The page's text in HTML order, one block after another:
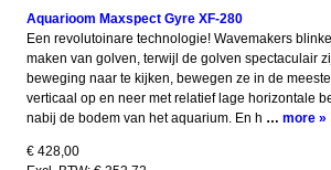
Aquarioom Maxspect Gyre XF-280
Een revolutoinare technologie! Wavemakers
maken van golven, terwijl de golven spectaculair
beweging naar te kijken, bewegen ze in de
verticaal op en neer met relatief lage horizontale
nabij de bodem van het aquarium. En h … more »
€ 428,00